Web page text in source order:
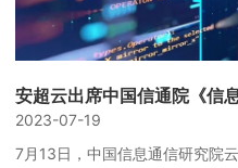
2023-07-19
7月13日，中国信息通信研究院